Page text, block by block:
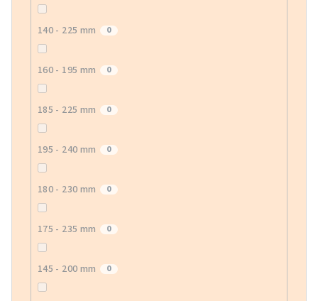
140 - 225 mm 0
160 - 195 mm 0
185 - 225 mm 0
195 - 240 mm 0
180 - 230 mm 0
175 - 235 mm 0
145 - 200 mm 0